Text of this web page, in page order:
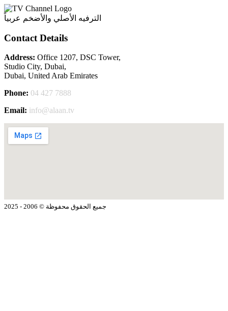
الترفيه الأصلي والأضخم عربياً
Contact Details
Address: Office 1207, DSC Tower,
Studio City, Dubai,
Dubai, United Arab Emirates
Phone: 04 427 7888
Email: info@alaan.tv
جميع الحقوق محفوظة © 2006 - 2025